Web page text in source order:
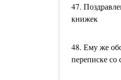
47.
книжек
48. Ему же
переписке со